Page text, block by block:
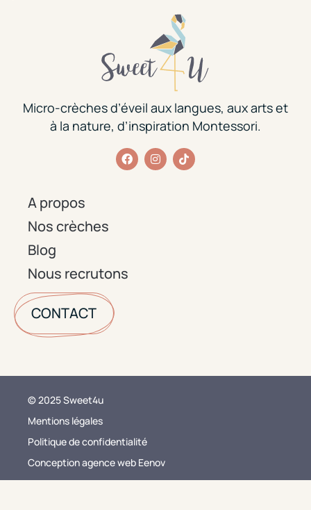
Micro-crèches d’éveil aux langues, aux arts et
à la nature, d’inspiration Montessori.
A propos
Nos crèches
Blog
Nous recrutons
CONTACT
© 2025 Sweet4u
Mentions légales
Politique de confidentialité
Conception agence web Eenov